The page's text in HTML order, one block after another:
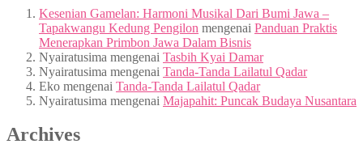
Kesenian Gamelan: Harmoni Musikal Dari Bumi Jawa –
Tapakwangu Kedung Pengilon mengenai Panduan Praktis
Menerapkan Primbon Jawa Dalam Bisnis
Nyairatusima mengenai Tasbih Kyai Damar
Nyairatusima mengenai Tanda-Tanda Lailatul Qadar
Eko mengenai Tanda-Tanda Lailatul Qadar
Nyairatusima mengenai Majapahit: Puncak Budaya Nusantara
Archives